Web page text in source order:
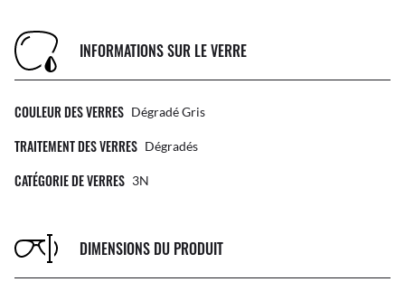
INFORMATIONS SUR LE VERRE
COULEUR DES VERRES Dégradé Gris
TRAITEMENT DES VERRES Dégradés
CATÉGORIE DE VERRES 3N
DIMENSIONS DU PRODUIT